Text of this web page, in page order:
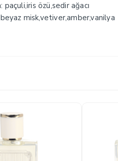
özü,sedir ağacı
misk,vetiver,amber,vanilya